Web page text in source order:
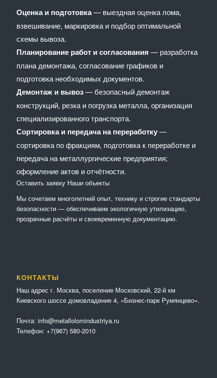
Оценка и подготовка— выездная оценка лома,
взвешивание, маркировка и подбор оптимальной
схемы вывоза.
Планирование работ и согласования — разработка
плана демонтажа, согласование графиков и
подготовка необходимых документов.
Демонтаж и вывоз— безопасный демонтаж
конструкций, резка и погрузка металла, организация
специализированного транспорта.
Сортировка и передача на переработку—
сортировка по фракциям, подготовка к переработке и
передача на металлургические предприятия;
оформление актов и отчётности.
Оставить заявку Наши объекты
Мы сочетaем многолетний опыт, технику и строгие стандарты
безопасности — обеспечиваем экологичную утилизацию,
прозрачные расчёты и своевременную документацию.
КОНТАКТЫ
Наш адрес г. Москва, поселение Московский, 22-й км
Киевского шоссе домовладение 4, «Бизнес-парк Румянцево».
Почта: info@metallolomindustriya.ru
Телефон: +7(967) 580-2010